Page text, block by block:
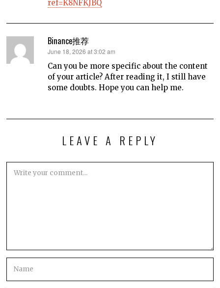
ref=K8NFKJBQ
Binance推荐
says:
June 18, 2026 at 3:02 am
Can you be more specific about the content
of your article? After reading it, I still have
some doubts. Hope you can help me.
LEAVE A REPLY